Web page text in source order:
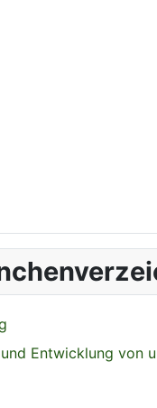
Entwicklung von